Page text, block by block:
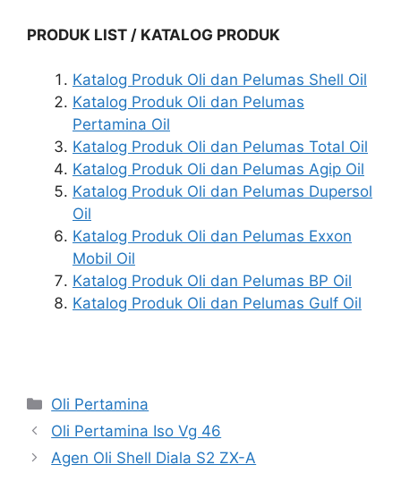
PRODUK LIST / KATALOG PRODUK
Katalog Produk Oli dan Pelumas Shell Oil
Katalog Produk Oli dan Pelumas
Pertamina Oil
Katalog Produk Oli dan Pelumas Total Oil
Katalog Produk Oli dan Pelumas Agip Oil
Katalog Produk Oli dan Pelumas Dupersol
Oil
Katalog Produk Oli dan Pelumas Exxon
Mobil Oil
Katalog Produk Oli dan Pelumas BP Oil
Katalog Produk Oli dan Pelumas Gulf Oil
Oli Pertamina
Oli Pertamina Iso Vg 46
Agen Oli Shell Diala S2 ZX-A